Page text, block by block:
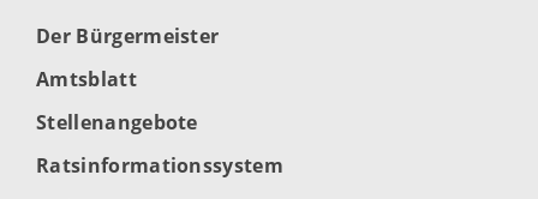
Der Bürgermeister
Amtsblatt
Stellenangebote
Ratsinformationssystem